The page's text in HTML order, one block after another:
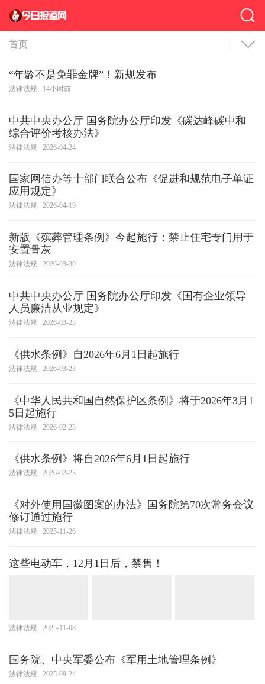
首页
“年龄不是免罪金牌”！新规发布
法律法规 14小时前
中共中央办公厅 国务院办公厅印发《碳达峰碳中和
综合评价考核办法》
法律法规 2026-04-24
国家网信办等十部门联合公布《促进和规范电子单证
应用规定》
法律法规 2026-04-19
新版《殡葬管理条例》今起施行：禁止住宅专门用于
安置骨灰
法律法规 2026-03-30
中共中央办公厅 国务院办公厅印发《国有企业领导
人员廉洁从业规定》
法律法规 2026-03-23
《供水条例》自2026年6月1日起施行
法律法规 2026-03-23
《中华人民共和国自然保护区条例》将于2026年3月1
5日起施行
法律法规 2026-02-23
《供水条例》将自2026年6月1日起施行
法律法规 2026-02-23
《对外使用国徽图案的办法》国务院第70次常务会议
修订通过施行
法律法规 2025-11-26
这些电动车，12月1日后，禁售！
法律法规 2025-11-08
国务院、中央军委公布《军用土地管理条例》
法律法规 2025-09-24